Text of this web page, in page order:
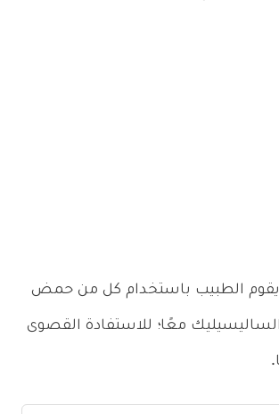
الطبيب باستخدام كل من حمض
معًا؛ للاستفادة القصوى